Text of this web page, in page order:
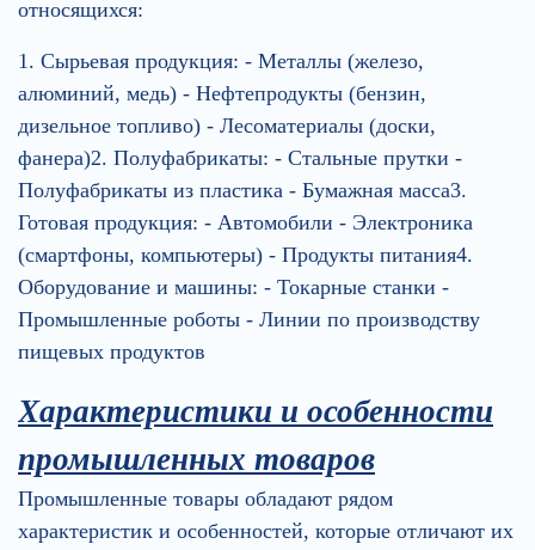
относящихся:
1. Сырьевая продукция: - Металлы (железо,
алюминий, медь) - Нефтепродукты (бензин,
дизельное топливо) - Лесоматериалы (доски,
фанера)2. Полуфабрикаты: - Стальные прутки -
Полуфабрикаты из пластика - Бумажная масса3.
Готовая продукция: - Автомобили - Электроника
(смартфоны, компьютеры) - Продукты питания4.
Оборудование и машины: - Токарные станки -
Промышленные роботы - Линии по производству
пищевых продуктов
Характеристики и особенности
промышленных товаров
Промышленные товары обладают рядом
характеристик и особенностей, которые отличают их